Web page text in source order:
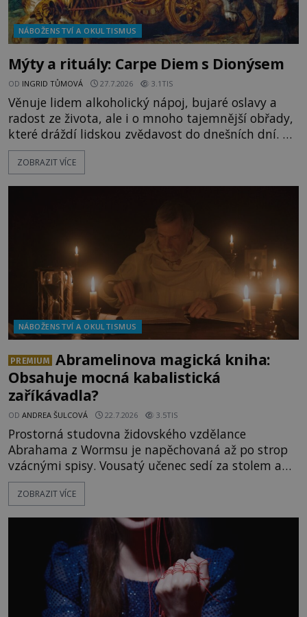
NÁBOŽENSTVÍ A OKULTISMUS
Mýty a rituály: Carpe Diem s Dionýsem
OD INGRID TŮMOVÁ 27.7.2026 3.1TIS
Věnuje lidem alkoholický nápoj, bujaré oslavy a
radost ze života, ale i o mnoho tajemnější obřady,
které dráždí lidskou zvědavost do dnešních dní. Co
doopravdy představuje bůh, jemuž Římané říkají
Bakchus? Mytologický příběh řeckého boha
ZOBRAZIT VÍCE
NÁBOŽENSTVÍ A OKULTISMUS
PREMIUM
Abramelinova magická kniha:
Obsahuje mocná kabalistická
zaříkávadla?
OD ANDREA ŠULCOVÁ 22.7.2026 3.5TIS
Prostorná studovna židovského vzdělance
Abrahama z Wormsu je napěchovaná až po strop
vzácnými spisy. Vousatý učenec sedí za stolem a
před sebou má rozložený jeden z nejzáhadnějších
magických textů. Jde o Abramelinův grimoár, který
kouzla, jak si někteří myslí, nebo jde o pouhou
pověru? Už šest měsíců pobývá
ZOBRAZIT VÍCE